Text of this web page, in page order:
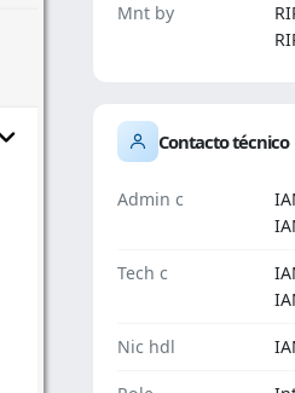
Mnt by
Contacto técnico
Admin c
Tech c
Nic hdl